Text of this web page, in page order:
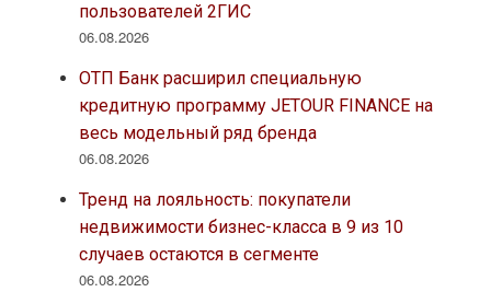
пользователей 2ГИС
06.08.2026
ОТП Банк расширил специальную
кредитную программу JETOUR FINANCE на
весь модельный ряд бренда
06.08.2026
Тренд на лояльность: покупатели
недвижимости бизнес-класса в 9 из 10
случаев остаются в сегменте
06.08.2026